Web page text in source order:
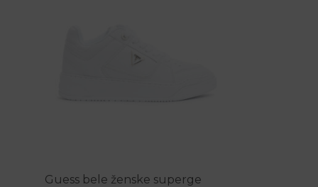
Guess bele ženske superge